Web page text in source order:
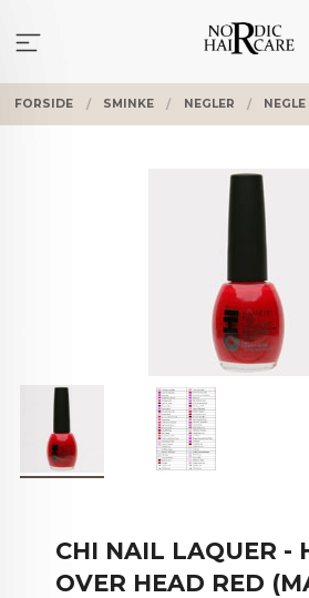
innholdet
FORSIDE SMINKE NEGLER
CHI NAIL LAQUER -
OVER HEAD RED